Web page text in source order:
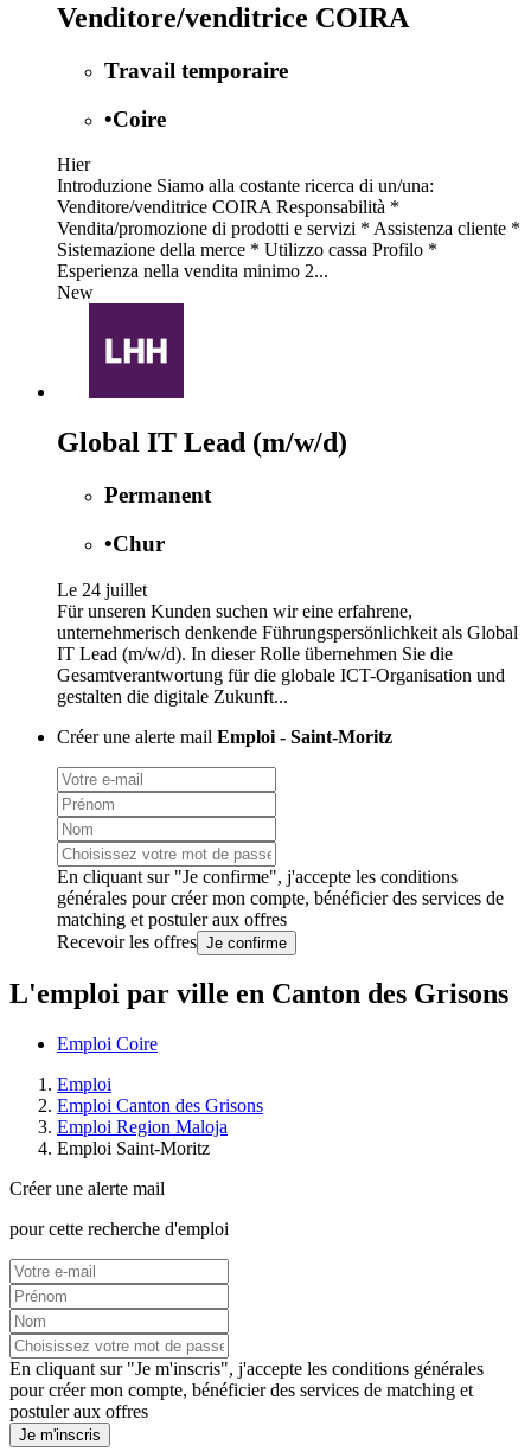
Venditore/venditrice COIRA
Travail temporaire
•Coire
Hier
Introduzione Siamo alla costante ricerca di un/una:
Venditore/venditrice COIRA Responsabilità *
Vendita/promozione di prodotti e servizi * Assistenza cliente *
Sistemazione della merce * Utilizzo cassa Profilo *
Esperienza nella vendita minimo 2...
New
Global IT Lead (m/w/d)
Permanent
•Chur
Le 24 juillet
Für unseren Kunden suchen wir eine erfahrene,
unternehmerisch denkende Führungspersönlichkeit als Global
IT Lead (m/w/d). In dieser Rolle übernehmen Sie die
Gesamtverantwortung für die globale ICT-Organisation und
gestalten die digitale Zukunft...
Créer une alerte mail Emploi - Saint-Moritz
En cliquant sur "Je confirme", j'accepte les conditions
générales pour créer mon compte, bénéficier des services de
matching et postuler aux offres
Recevoir les offres Je confirme
L'emploi par ville en Canton des Grisons
Emploi Coire
Emploi
Emploi Canton des Grisons
Emploi Region Maloja
Emploi Saint-Moritz
Créer une alerte mail
pour cette recherche d'emploi
En cliquant sur "Je m'inscris", j'accepte les conditions générales
pour créer mon compte, bénéficier des services de matching et
postuler aux offres
Je m'inscris